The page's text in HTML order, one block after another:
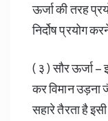
ऊर्जा की तरह
निर्दोष प्रयोग
( ३ ) सौर ऊर्जा –
कर विमान उड़ना
सहारे तैरता है